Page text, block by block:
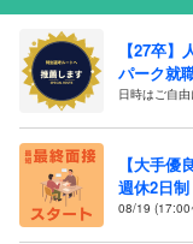
【27卒
パーク就
日時はご自
【大手
週休2日
08/19